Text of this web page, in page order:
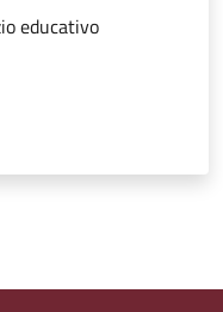
educativo